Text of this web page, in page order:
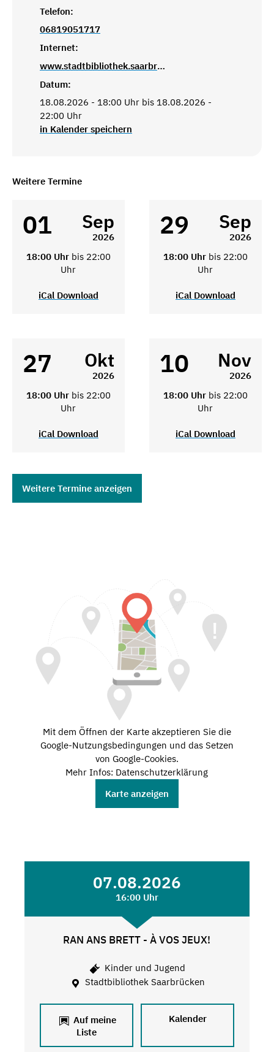
Telefon:
06819051717
Internet:
www.stadtbibliothek.saarbruecken.de
Datum:
18.08.2026 - 18:00 Uhr bis 18.08.2026 -
22:00 Uhr
in Kalender speichern
Weitere Termine
01 Sep
2026
18:00 Uhr bis 22:00
Uhr
iCal Download
29 Sep
2026
18:00 Uhr bis 22:00
Uhr
iCal Download
27 Okt
2026
18:00 Uhr bis 22:00
Uhr
iCal Download
10 Nov
2026
18:00 Uhr bis 22:00
Uhr
iCal Download
Weitere Termine anzeigen
Mit dem Öffnen der Karte akzeptieren Sie die
Google-Nutzungsbedingungen und das Setzen
von Google-Cookies.
Mehr Infos: Datenschutzerklärung
Karte anzeigen
07.08.2026
16:00 Uhr
RAN ANS BRETT - À VOS JEUX!
Kinder und Jugend
Stadtbibliothek Saarbrücken
Auf meine
Liste
Kalender